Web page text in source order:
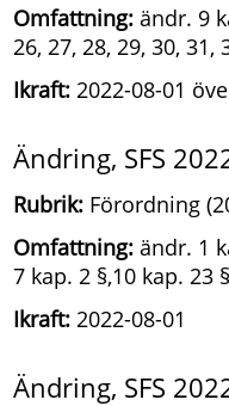
Omfattning: ändr. 9
26, 27, 28, 29, 30,
Ikraft: 2022-08-01
Ändring, SFS
Rubrik: Förordning
Omfattning: ändr. 1
7 kap. 2 §,10 kap. 23 §
Ikraft: 2022-08-01
Ändring, SFS